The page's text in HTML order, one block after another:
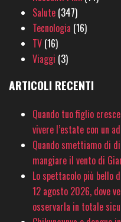
Salute (347)
Tecnologia (16)
TV (16)
Viaggi (3)
ARTICOLI RECENTI
Quando tuo figlio
vivere l’estate con un
Quando smettiamo di
mangiare il vento di
Lo spettacolo più bello
12 agosto 2026, dove
osservarla in totale